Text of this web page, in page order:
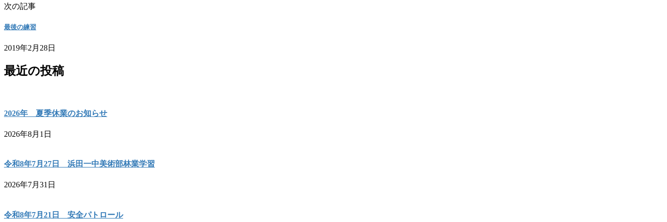
次の記事
最後の練習
2019年2月28日
最近の投稿
2026年 夏季休業のお知らせ
2026年8月1日
令和8年7月27日 浜田一中美術部林業学習
2026年7月31日
令和8年7月21日 安全パトロール